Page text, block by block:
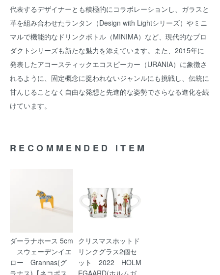
代表するデザイナーとも積極的にコラボレーションし、ガラスと
革を組み合わせたランタン（Design with Lightシリーズ）やミニ
マルで機能的なドリンクボトル（MINIMA）など、現代的なプロ
ダクトシリーズも新たな魅力を添えています。また、2015年に
発表したアコースティックエコスピーカー（URANIA）に象徴さ
れるように、固定概念に捉われないジャンルにも挑戦し、伝統に
甘んじることなく自由な発想と先進的な姿勢でさらなる進化を続
けています。
RECOMMENDED ITEM
ダーラナホース 5cm
スウェーデンイエ
ロー Grannas(グ
クリスマスホットド
リンクグラス2個セ
ット 2022 HOLM